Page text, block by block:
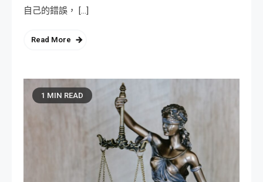
自己的錯誤， […]
Read More
1 MIN READ